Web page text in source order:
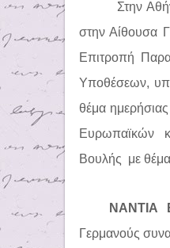
Στην
στην Αίθουσα
Επιτροπή
Υποθέσεων,
θέμα
Ευρωπαϊκών
Βουλής με
ΝΑΝΤΙΑ
Γερμανούς